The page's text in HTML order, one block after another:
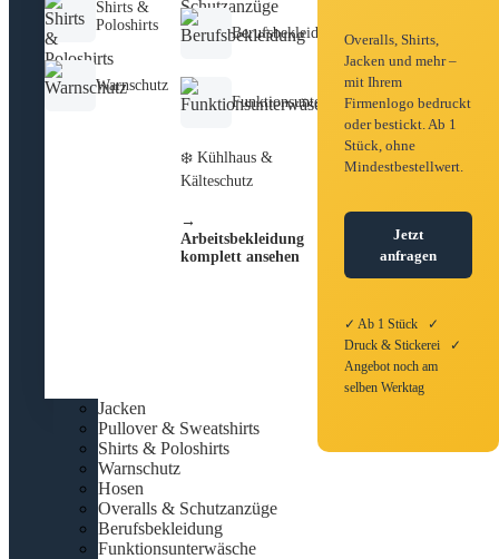
Shirts &
Poloshirts
Warnschutz
Berufsbekleidung
Funktionsunterwäsche
❄️ Kühlhaus &
Kälteschutz
→
Arbeitsbekleidung
komplett ansehen
Overalls, Shirts,
Jacken und mehr –
mit Ihrem
Firmenlogo bedruckt
oder bestickt. Ab 1
Stück, ohne
Mindestbestellwert.
Jetzt
anfragen
✓ Ab 1 Stück ✓
Druck & Stickerei ✓
Angebot noch am
selben Werktag
Jacken
Pullover & Sweatshirts
Shirts & Poloshirts
Warnschutz
Hosen
Overalls & Schutzanzüge
Berufsbekleidung
Funktionsunterwäsche